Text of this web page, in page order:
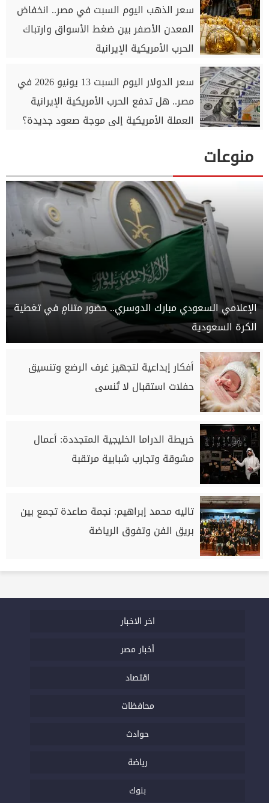
سعر الذهب اليوم السبت في مصر.. انخفاض
المعدن الأصفر بين ضغط الأسواق وارتباك
الحرب الأمريكية الإيرانية
سعر الدولار اليوم السبت 13 يونيو 2026 في
مصر.. هل تدفع الحرب الأمريكية الإيرانية
العملة الأمريكية إلى موجة صعود جديدة؟
منوعات
الإعلامي السعودي مبارك الدوسري.. حضور متنامٍ في تغطية
الكرة السعودية
أفكار إبداعية لتجهيز غرف الرضع وتنسيق
حفلات استقبال لا تُنسى
خريطة الدراما الخليجية المتجددة: أعمال
مشوقة وتجارب شبابية مرتقبة
تاليه محمد إبراهيم: نجمة صاعدة تجمع بين
بريق الفن وتفوق الرياضة
اخر الاخبار
أخبار مصر
اقتصاد
محافظات
حوادث
رياضة
بنوك